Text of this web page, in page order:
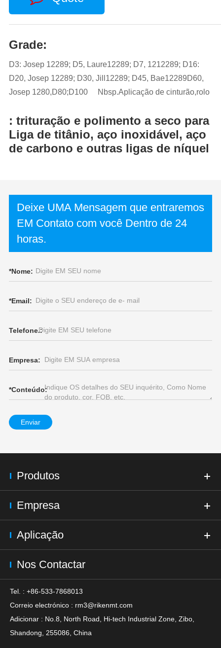
Grade:
D3: Josep 12289; D5, Laure12289; D7, 1212289; D16:
D20, Josep 12289; D30, Jill12289; D45, Bae12289D60,
Josep 1280,D80;D100 Nbsp.Aplicação de cinturão,rolo
: trituração e polimento a seco para
Liga de titânio, aço inoxidável, aço
de carbono e outras ligas de níquel
Deixe UMA Mensagem que entraremos
EM Contato com você Dentro de 24
horas.
*Nome:
*Email:
Telefone.:
Empresa:
*Conteúdo:
Enviar
Produtos
Empresa
Aplicação
Nos Contactar
Tel. : +86-533-7868013
Correio electrónico : rm3@rikenmt.com
Adicionar : No.8, North Road, Hi-tech Industrial Zone, Zibo,
Shandong, 255086, China